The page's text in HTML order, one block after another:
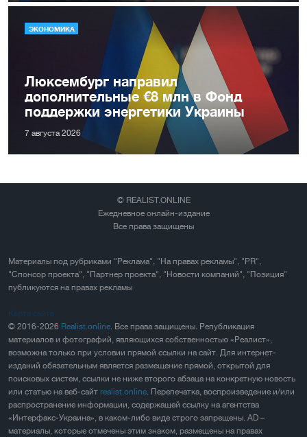
ЭКОНОМИКА
Люксембург направил
дополнительные €8 млн в Фонд
поддержки энергетики Украины
7 августа 2026
© REALIST.ONLINE
Ежедневное онлайн-издание
Все права защищены
Материалы под рубриками "Реклама", "На правах рекламы", "PR",
"Спонсор проекта", "Партнер проекта", "Новости компаний", "Позиция"
публикуются на правах рекламы
Карта сайта
© 2016-2026 Realist.online. Все права защищены. Републикация
материалов и фотографий, являющихся собственностью «Реалист»,
возможна только при условии прямой ссылки на сайт. Для интернет-
изданий обязательным является размещение прямой, открытой для
поисковых систем, ссылки не ниже второго абзаца на конкретную новость
или статью на веб-сайт realist.online. Перепечатка, воспроизведение и/или
распространение информации, содержащей ссылку на агентства
«Интерфакс-Украина», в каком-либо виде строго запрещены. AD –
материалы, которые отмечены этим знаком, размещены на правах